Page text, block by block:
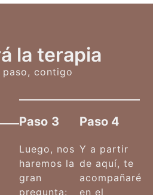
la terapia
paso, contigo
Paso 3
Luego, nos
haremos la
gran
pregunta:
Paso 4
Y a partir
de aquí, te
acompañaré
en el